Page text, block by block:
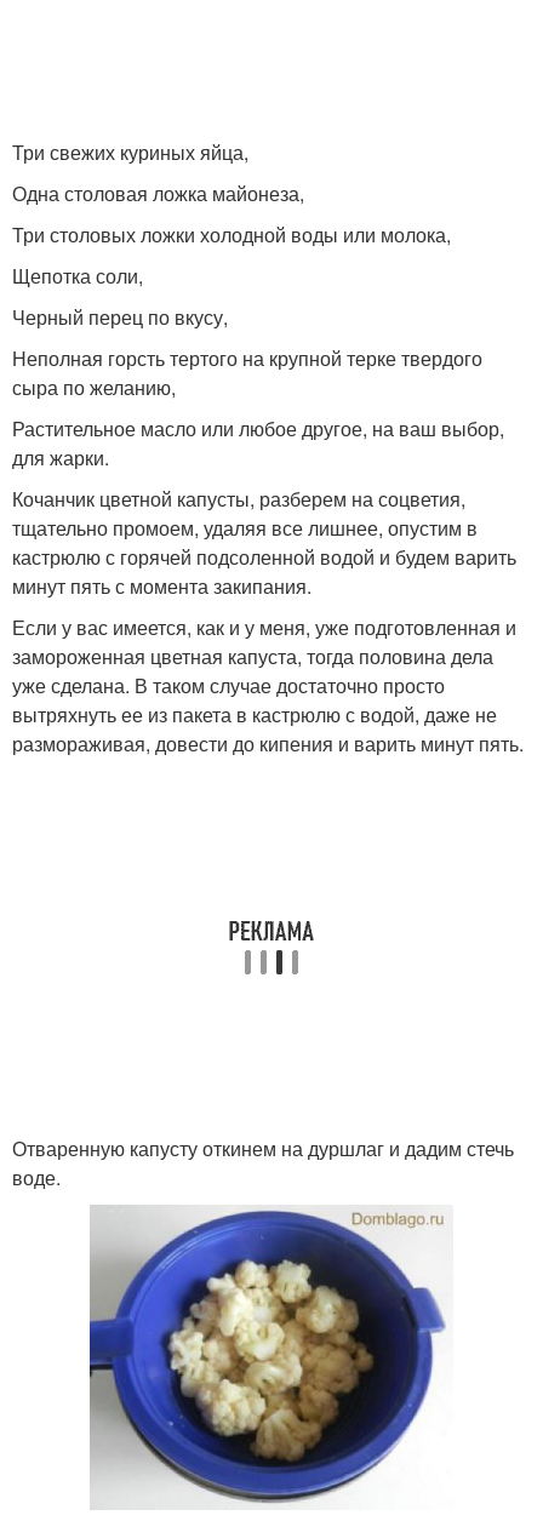
Три свежих куриных яйца,
Одна столовая ложка майонеза,
Три столовых ложки холодной воды или молока,
Щепотка соли,
Черный перец по вкусу,
Неполная горсть тертого на крупной терке твердого
сыра по желанию,
Растительное масло или любое другое, на ваш выбор,
для жарки.
Кочанчик цветной капусты, разберем на соцветия,
тщательно промоем, удаляя все лишнее, опустим в
кастрюлю с горячей подсоленной водой и будем варить
минут пять с момента закипания.
Если у вас имеется, как и у меня, уже подготовленная и
замороженная цветная капуста, тогда половина дела
уже сделана. В таком случае достаточно просто
вытряхнуть ее из пакета в кастрюлю с водой, даже не
размораживая, довести до кипения и варить минут пять.
Отваренную капусту откинем на дуршлаг и дадим стечь
воде.